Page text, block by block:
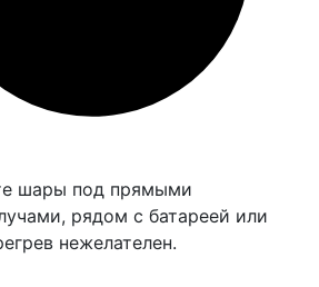
шары под прямыми
рядом с батареей или
нежелателен.